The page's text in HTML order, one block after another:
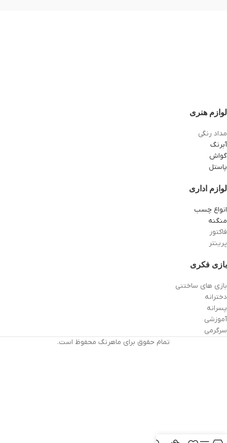
لوازم هنری
مداد رنگی
آبرنگ
گواش
پاستل
لوازم اداری
انواع چسب
منگنه
فاکتور
پرینتر
بازی فکری
بازی های ساختنی
دخترانه
پسرانه
آموزشی
سرگرمی
تمام حقوق برای ماهرنگ محفوظ است.